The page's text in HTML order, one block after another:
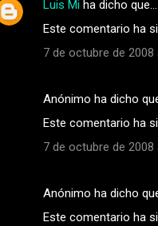
Luis Mi ha dicho que…
Este comentario ha
7 de octubre de 2008
Anónimo ha dicho
Este comentario ha
7 de octubre de 2008
Anónimo ha dicho
Este comentario ha